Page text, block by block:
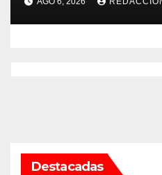
destino La Rioja
Destacadas